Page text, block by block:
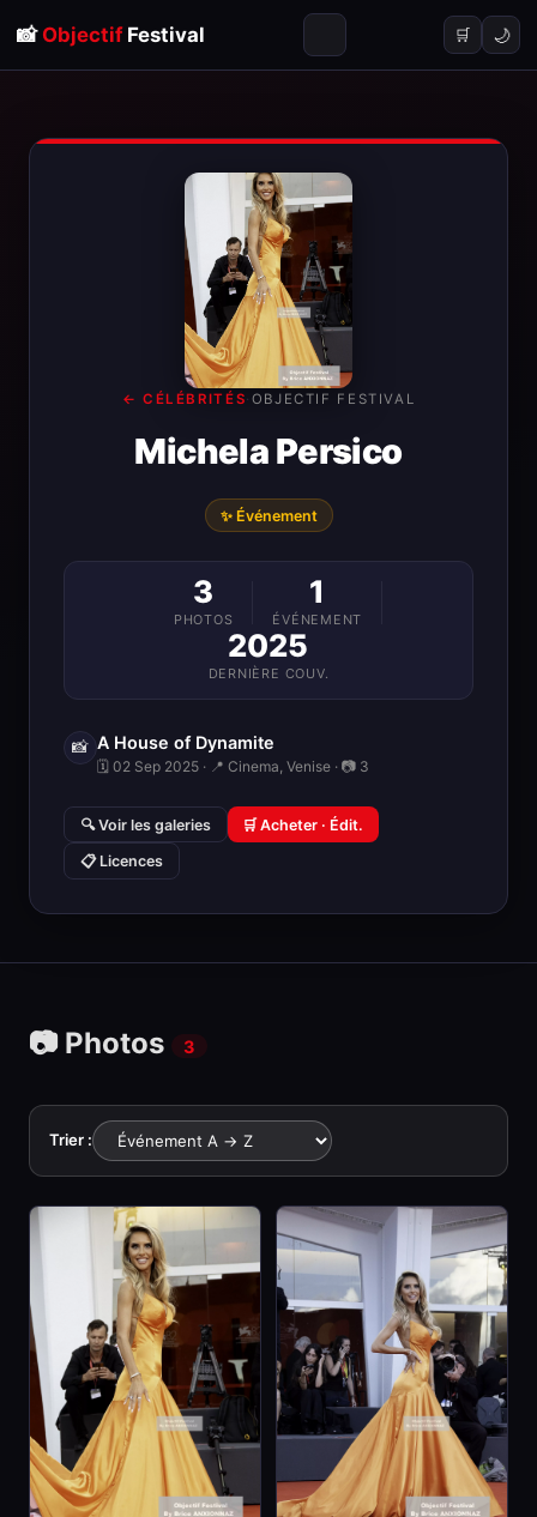
📸 ObjectifFestival 🛒 🌙
← CÉLÉBRITÉS· OBJECTIF FESTIVAL
Michela Persico
✨ Événement
3
PHOTOS
1
ÉVÉNEMENT
2025
DERNIÈRE COUV.
📸 A House of Dynamite
🗓 02 Sep 2025 · 📍 Cinema, Venise · 📷 3
🔍 Voir les galeries 🛒 Acheter · Édit.
📋 Licences
📷 Photos 3
Trier :